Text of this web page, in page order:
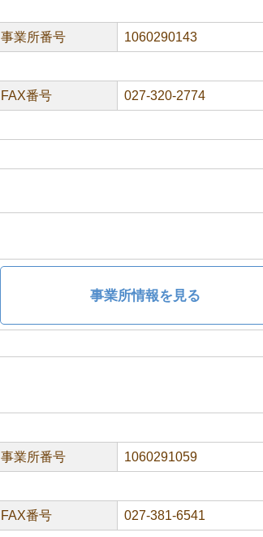
事業所番号 1060290143
FAX番号 027-320-2774
事業所情報を見る
事業所番号 1060291059
FAX番号 027-381-6541